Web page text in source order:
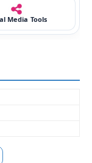
Media Tools